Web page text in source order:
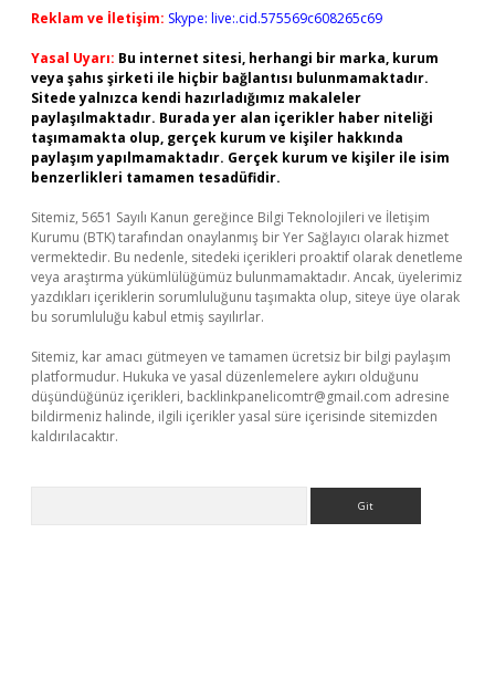
Reklam ve İletişim: Skype: live:.cid.575569c608265c69
Yasal Uyarı: Bu internet sitesi, herhangi bir marka, kurum
veya şahıs şirketi ile hiçbir bağlantısı bulunmamaktadır.
Sitede yalnızca kendi hazırladığımız makaleler
paylaşılmaktadır. Burada yer alan içerikler haber niteliği
taşımamakta olup, gerçek kurum ve kişiler hakkında
paylaşım yapılmamaktadır. Gerçek kurum ve kişiler ile isim
benzerlikleri tamamen tesadüfidir.
Sitemiz, 5651 Sayılı Kanun gereğince Bilgi Teknolojileri ve İletişim
Kurumu (BTK) tarafından onaylanmış bir Yer Sağlayıcı olarak hizmet
vermektedir. Bu nedenle, sitedeki içerikleri proaktif olarak denetleme
veya araştırma yükümlülüğümüz bulunmamaktadır. Ancak, üyelerimiz
yazdıkları içeriklerin sorumluluğunu taşımakta olup, siteye üye olarak
bu sorumluluğu kabul etmiş sayılırlar.
Sitemiz, kar amacı gütmeyen ve tamamen ücretsiz bir bilgi paylaşım
platformudur. Hukuka ve yasal düzenlemelere aykırı olduğunu
düşündüğünüz içerikleri, backlinkpanelicomtr@gmail.com adresine
bildirmeniz halinde, ilgili içerikler yasal süre içerisinde sitemizden
kaldırılacaktır.